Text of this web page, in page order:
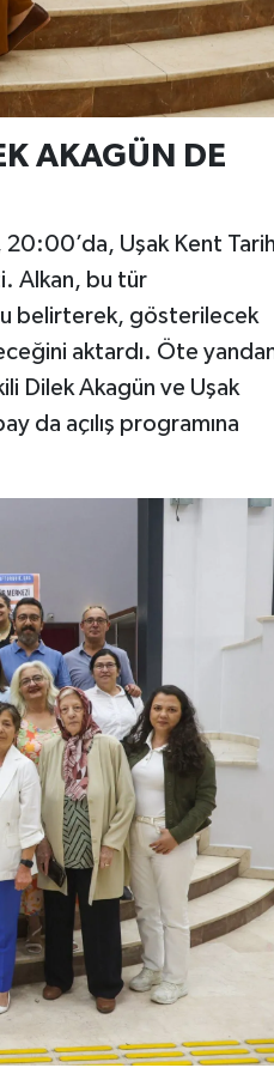
AKAGÜN DE
Uşak Kent
Alkan, bu tür
belirterek, gösterilecek
aktardı. Öte
Dilek Akagün ve Uşak
da açılış programına